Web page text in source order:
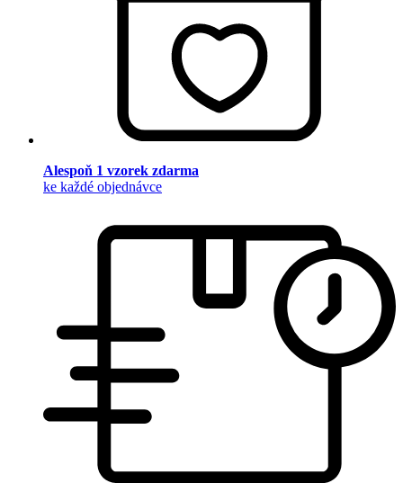
Alespoň 1 vzorek zdarma
ke každé objednávce